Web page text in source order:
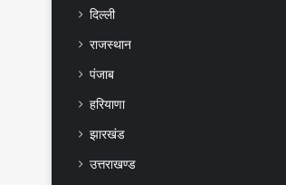
दिल्ली
राजस्थान
पंजाब
हरियाणा
झारखंड
उत्तराखण्ड